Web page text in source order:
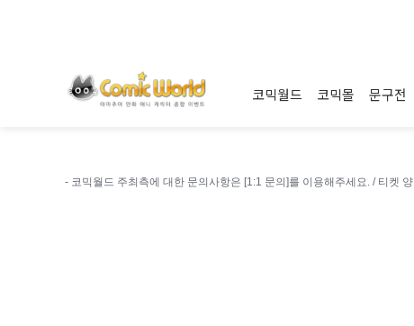
코믹월드 코믹몰 문구전
- 코믹월드 주최측에 대한 문의사항은 [1:1 문의]를 이용해주세요. / 티켓